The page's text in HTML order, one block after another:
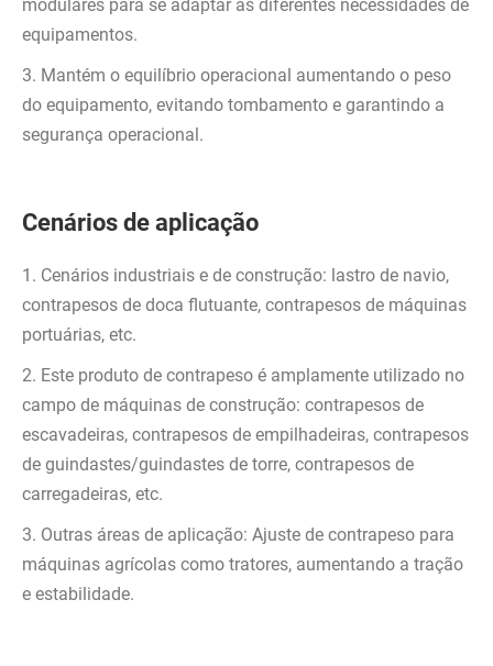
modulares para se adaptar às diferentes necessidades de
equipamentos.
3. Mantém o equilíbrio operacional aumentando o peso
do equipamento, evitando tombamento e garantindo a
segurança operacional.
Cenários de aplicação
1. Cenários industriais e de construção: lastro de navio,
contrapesos de doca flutuante, contrapesos de máquinas
portuárias, etc.
2. Este produto de contrapeso é amplamente utilizado no
campo de máquinas de construção: contrapesos de
escavadeiras, contrapesos de empilhadeiras, contrapesos
de guindastes/guindastes de torre, contrapesos de
carregadeiras, etc.
3. Outras áreas de aplicação: Ajuste de contrapeso para
máquinas agrícolas como tratores, aumentando a tração
e estabilidade.